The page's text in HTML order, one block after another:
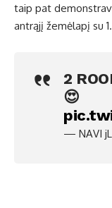
taip pat
antrąjį žemėlapį su
2
😍
— NAVI jL